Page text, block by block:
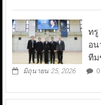
ทรู
อน
ทีม
มิถุนายน 25, 2026 0